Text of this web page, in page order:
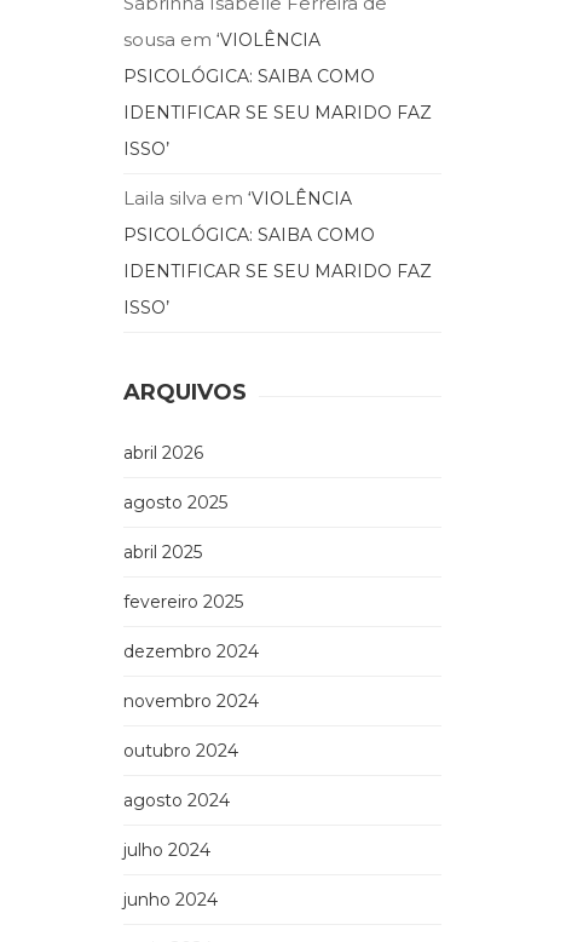
sousa em ‘VIOLÊNCIA
PSICOLÓGICA: SAIBA COMO
IDENTIFICAR SE SEU MARIDO FAZ
ISSO’
Laila silva em ‘VIOLÊNCIA
PSICOLÓGICA: SAIBA COMO
IDENTIFICAR SE SEU MARIDO FAZ
ISSO’
ARQUIVOS
abril 2026
agosto 2025
abril 2025
fevereiro 2025
dezembro 2024
novembro 2024
outubro 2024
agosto 2024
julho 2024
junho 2024